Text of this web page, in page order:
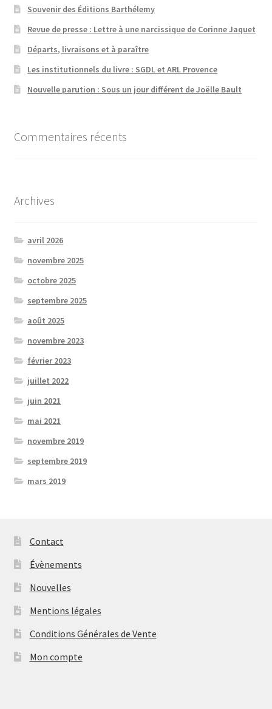
Souvenir des Éditions Barthélemy
Revue de presse : Lettre à une narcissique de Corinne Jaquet
Départs, livraisons et à paraître
Les institutionnels du livre : SGDL et ARL Provence
Nouvelle parution : Sous un jour différent de Joëlle Bault
Commentaires récents
Archives
avril 2026
novembre 2025
octobre 2025
septembre 2025
août 2025
novembre 2023
février 2023
juillet 2022
juin 2021
mai 2021
novembre 2019
septembre 2019
mars 2019
Contact
Évènements
Nouvelles
Mentions légales
Conditions Générales de Vente
Mon compte